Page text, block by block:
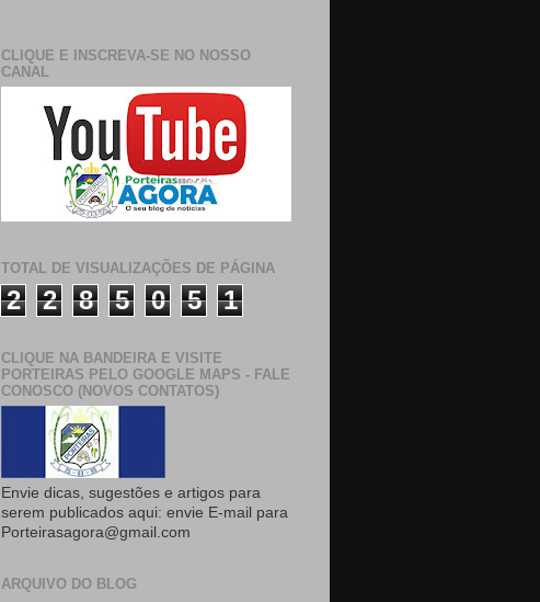
CLIQUE E INSCREVA-SE NO NOSSO
CANAL
TOTAL DE VISUALIZAÇÕES DE PÁGINA
2 2 8 5 0 5 1
CLIQUE NA BANDEIRA E VISITE
PORTEIRAS PELO GOOGLE MAPS - FALE
CONOSCO (NOVOS CONTATOS)
Envie dicas, sugestões e artigos para
serem publicados aqui: envie E-mail para
Porteirasagora@gmail.com
ARQUIVO DO BLOG